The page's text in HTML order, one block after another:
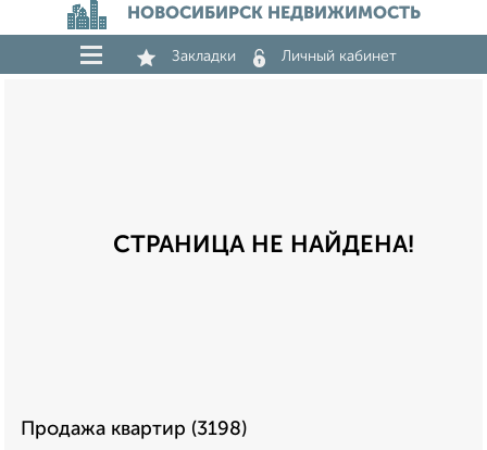
НОВОСИБИРСК НЕДВИЖИМОСТЬ
Закладки Личный кабинет
СТРАНИЦА НЕ НАЙДЕНА!
Продажа квартир (3198)